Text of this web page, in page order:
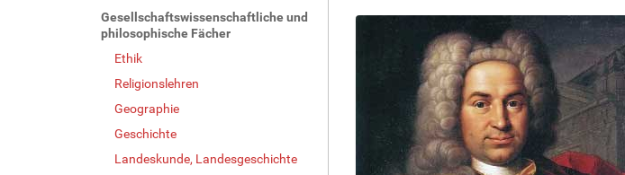
Gesellschaftswissenschaftliche und
philosophische Fächer
Ethik
Religionslehren
Geographie
Geschichte
Landeskunde, Landesgeschichte